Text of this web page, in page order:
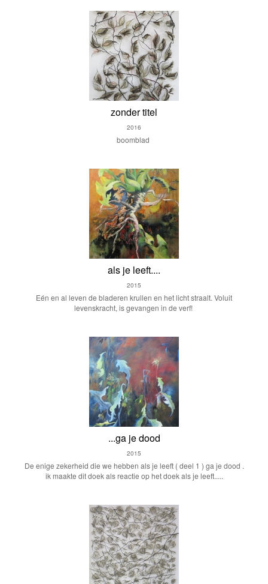
zonder titel
2016
boomblad
als je leeft....
2015
Eén en al leven de bladeren krullen en het licht straalt. Voluit
levenskracht, is gevangen in de verf!
...ga je dood
2015
De enige zekerheid die we hebben als je leeft ( deel 1 ) ga je dood .
ik maakte dit doek als reactie op het doek als je leeft.....